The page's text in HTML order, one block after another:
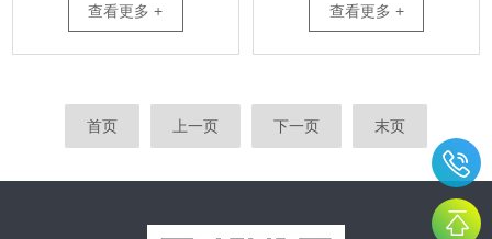
查看更多 + 查看更多 +
首页 上一页 下一页 末页